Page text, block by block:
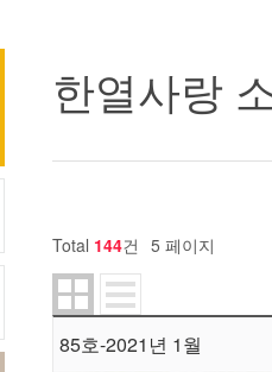
한열사랑
Total 144건 5 페이지
85호-2021년 1월